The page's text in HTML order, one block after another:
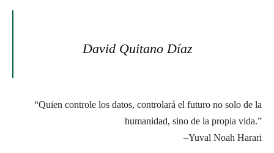
David Quitano Díaz
“Quien controle los datos, controlará el futuro no solo de la
humanidad, sino de la propia vida.”
–Yuval Noah Harari